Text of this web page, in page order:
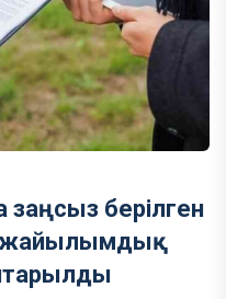
берілген
жайылымдық